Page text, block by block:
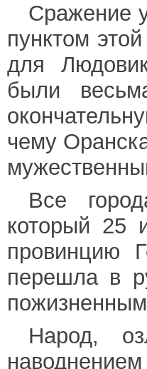
Сражение
пунктом
для
были
чему
Все
который 25
провинцию
перешла в
Народ,